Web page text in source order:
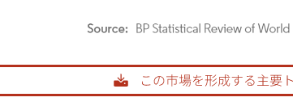
画像 © Mordor Intelligence。再利用にはCC BY 4.0の表示が必要です